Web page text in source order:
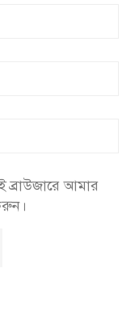
ব্রাউজারে আমার